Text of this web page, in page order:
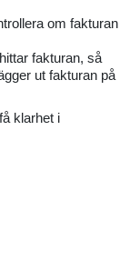
om fakturan
fakturan, så
ut fakturan på
klarhet i